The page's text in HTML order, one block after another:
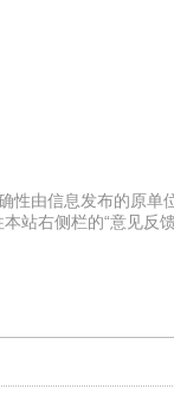
性由信息发布的原
站右侧栏的“意见反